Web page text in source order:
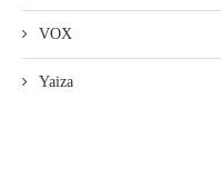
VOX
Yaiza